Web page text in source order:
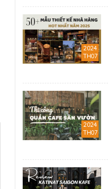
2024
TH07
2024
TH07